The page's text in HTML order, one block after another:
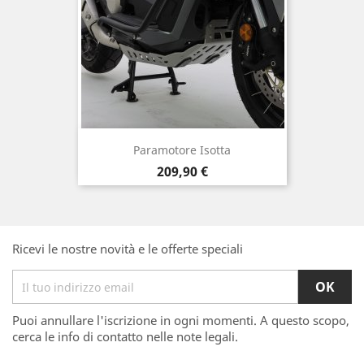
Paramotore Isotta
Prezzo
209,90 €
Ricevi le nostre novità e le offerte speciali
Puoi annullare l'iscrizione in ogni momenti. A questo scopo,
cerca le info di contatto nelle note legali.